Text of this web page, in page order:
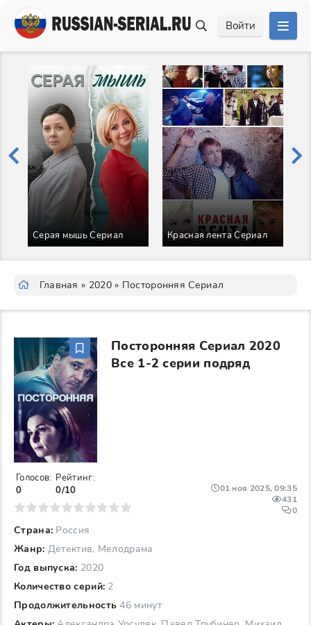
Войти
Серая мышь Сериал Красная лента Сериал
Главная » 2020» Посторонняя Сериал
Посторонняя Сериал 2020
Все 1-2 серии подряд
Страна: Россия
Жанр: Детектив, Мелодрама
Год выпуска: 2020
Количество серий: 2
Продолжительность 46 минут
01 ноя 2025, 09:35
431
0
Голосов:
0
Рейтинг:
0/10
7 8 9 10